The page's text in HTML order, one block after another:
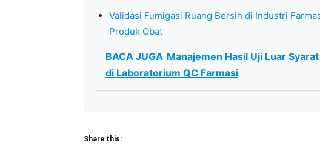
Validasi Fumigasi Ruang Bersih di Industri
Produk Obat
BACA JUGA Manajemen Hasil Uji Luar
di Laboratorium QC Farmasi
Share this: